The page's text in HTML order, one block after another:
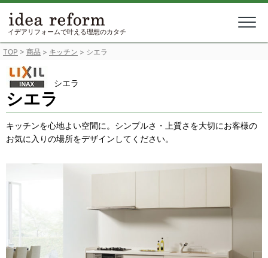
Skip
content
イデアリフォームで叶える理想のカタチ
TOP > 商品 > キッチン > シエラ
シエラ
シエラ
キッチンを心地よい空間に。シンプルさ・上質さを大切にお客様の
お気に入りの場所をデザインしてください。